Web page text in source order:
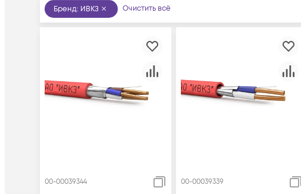
Бренд: ИВКЗ Очистить всё
00-00039344 00-00039339